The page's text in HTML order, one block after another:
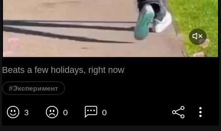
Beats a few holidays, right now
#Эксперимент
3 0 0